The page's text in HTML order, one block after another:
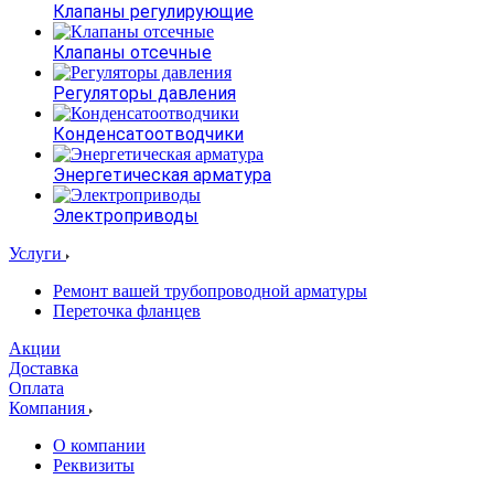
Клапаны регулирующие
Клапаны отсечные
Регуляторы давления
Конденсатоотводчики
Энергетическая арматура
Электроприводы
Услуги
Ремонт вашей трубопроводной арматуры
Переточка фланцев
Акции
Доставка
Оплата
Компания
О компании
Реквизиты